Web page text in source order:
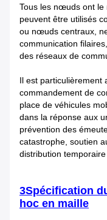
Tous les nœuds ont le
peuvent être utilisés
ou nœuds centraux,
communication
des réseaux de
Il est particulièrement
commandement de
place de véhicules
dans la réponse aux
prévention des
catastrophe, soutien
distribution
3Spécification
hoc en maille